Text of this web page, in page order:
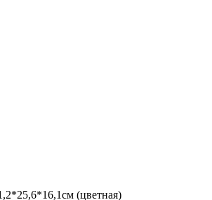
(цветная)